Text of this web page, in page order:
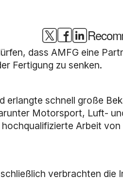
dass AMFG eine
Fertigung zu senken.
erlangte schnell große
Motorsport, Luft-
Arbeit
verbrachten die